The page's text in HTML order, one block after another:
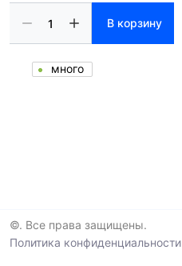
В корзину
много
©. Все права защищены.
Политика конфиденциальности